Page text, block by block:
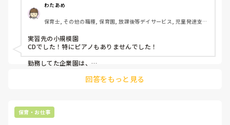
わたあめ
保育士, その他の職種, 保育園, 放課後等デイサービス, 児童発達支援
実習先の小規模園
CDでした！特にピアノもありませんでした！
勤務してた企業園は、
回答をもっと見る
保育・お仕事